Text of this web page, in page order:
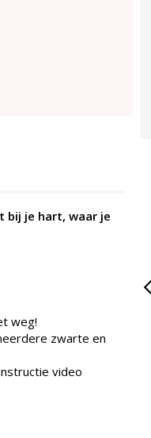
bij je hart, waar je
weg!
zwarte en
video